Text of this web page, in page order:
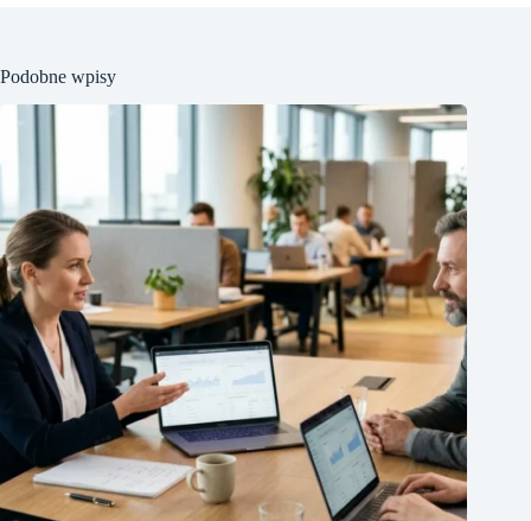
Podobne wpisy